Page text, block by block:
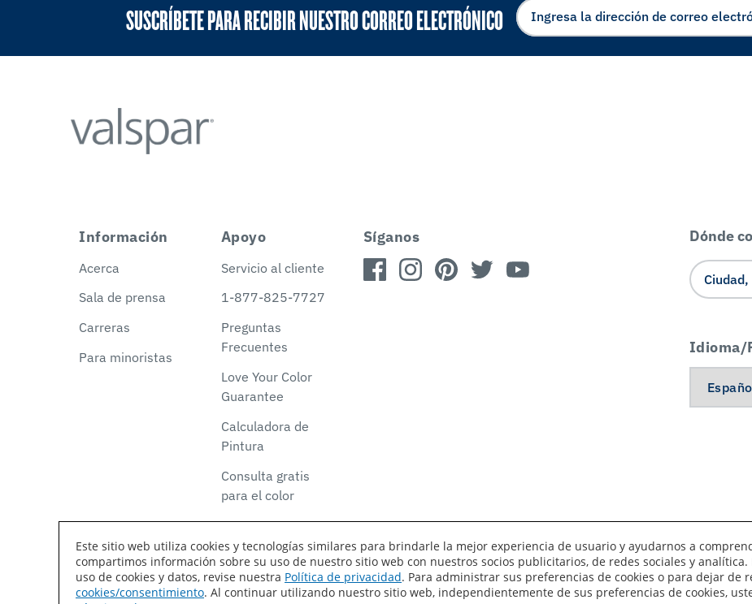
SUSCRÍBETE PARA RECIBIR NUESTRO CORREO ELECTRÓNICO
Información
Acerca
Sala de prensa
Carreras
Para minoristas
Apoyo
Servicio al cliente
1-877-825-7727
Preguntas
Frecuentes
Love Your Color
Guarantee
Calculadora de
Pintura
Consulta gratis
para el color
Síganos Dónde
Idioma/
Declaración de accesibilidad Mapa del sitio Términos de uso Privacidad Sus preferencias de privacidad
Coil Coatings
Este sitio web utiliza cookies y tecnologías similares para brindarle la mejor experiencia de usuario y ayudarnos a
compartimos información sobre su uso de nuestro sitio web con nuestros socios publicitarios, de redes sociales y
uso de cookies y datos, revise nuestra Política de privacidad. Para administrar sus preferencias de cookies o para dejar de
cookies/consentimiento. Al continuar utilizando nuestro sitio web, independientemente de sus preferencias de cookies,